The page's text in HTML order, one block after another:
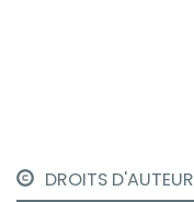
DROITS D'AUTEUR